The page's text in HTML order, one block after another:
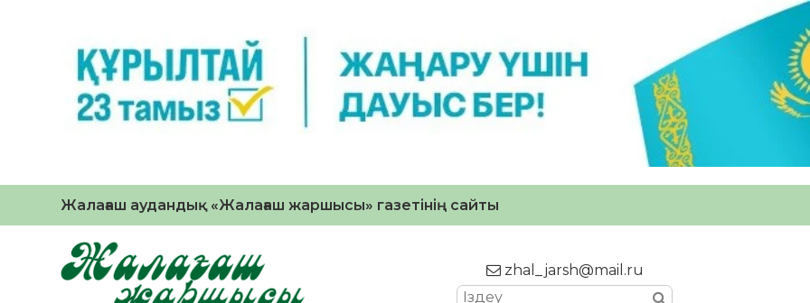
Жалағаш аудандық «Жалағаш жаршысы» газетінің сайты
zhal_jarsh@mail.ru